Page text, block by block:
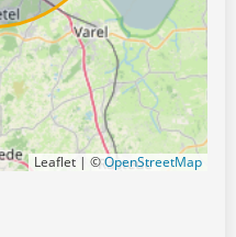
Leaflet | ©OpenStreetMap